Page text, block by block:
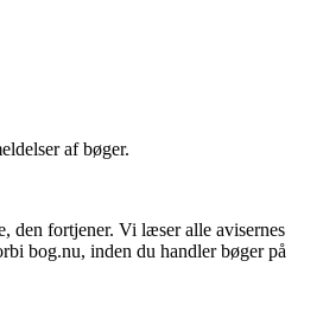
af bøger.
den fortjener. Vi læser alle avisernes
bog.nu, inden du handler bøger på